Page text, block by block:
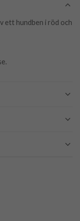
ett hundben i röd och